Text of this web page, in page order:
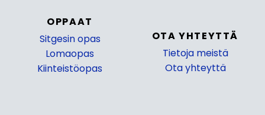
OPPAAT
Sitgesin opas
Lomaopas
Kiinteistöopas
OTA YHTEYTTÄ
Tietoja meistä
Ota yhteyttä